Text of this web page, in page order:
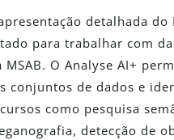
detalhada do
para trabalhar com
O Analyse AI+
conjuntos de dados e
como pesquisa
detecção de